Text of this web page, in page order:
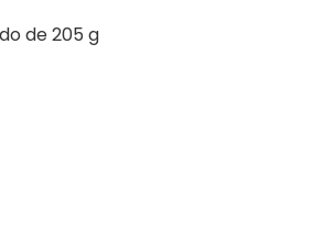
de 205 g